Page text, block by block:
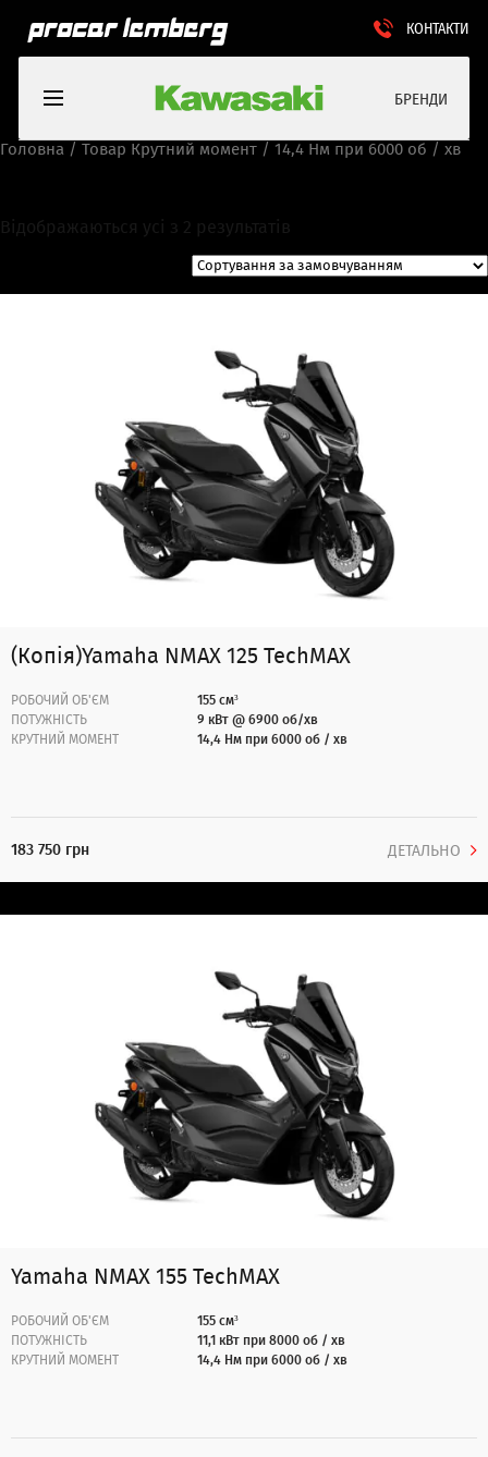
КОНТАКТИ
БРЕНДИ
Головна / Товар Крутний момент / 14,4 Нм при 6000 об / хв
Відображаються усі з 2 результатів
(Копія)Yamaha NMAX 125 TechMAX
РОБОЧИЙ ОБ'ЄМ
155 см³
ПОТУЖНІСТЬ
9 кВт @ 6900 об/хв
КРУТНИЙ МОМЕНТ
14,4 Нм при 6000 об / хв
183 750 грн ДЕТАЛЬНО
Yamaha NMAX 155 TechMAX
РОБОЧИЙ ОБ'ЄМ
155 см³
ПОТУЖНІСТЬ
11,1 кВт при 8000 об / хв
КРУТНИЙ МОМЕНТ
14,4 Нм при 6000 об / хв